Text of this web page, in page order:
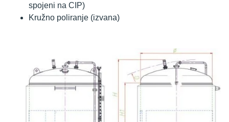
spojeni na CIP)
Kružno poliranje (izvana)